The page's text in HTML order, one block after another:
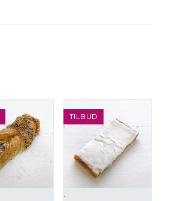
TILBUD
.